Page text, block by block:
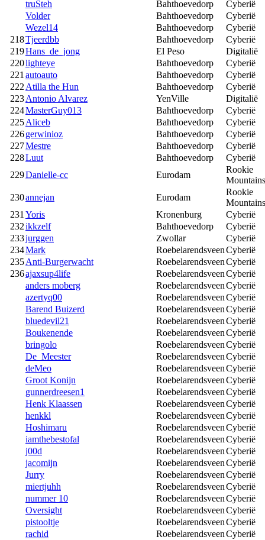
truSteh
Bahthoevedorp
Cyberië
Volder
Bahthoevedorp
Cyberië
Wezel14
Bahthoevedorp
Cyberië
218Tjeerdbb Bahthoevedorp
Cyberië
219Hans_de_jong El Peso
Digitalië
220lighteye Bahthoevedorp
Cyberië
221autoauto Bahthoevedorp
Cyberië
222Atilla the Hun Bahthoevedorp
Cyberië
223Antonio Alvarez YenVille
Digitalië
224MasterGuy013 Bahthoevedorp
Cyberië
225Aliceb Bahthoevedorp
Cyberië
226gerwinioz Bahthoevedorp
Cyberië
227Mestre Bahthoevedorp
Cyberië
228Luut Bahthoevedorp
Cyberië
229Danielle-cc Eurodam
Rookie
Mountains
230annejan Eurodam
Rookie
Mountains
231Yoris Kronenburg
Cyberië
232ikkzelf Bahthoevedorp
Cyberië
233jurggen Zwollar
Cyberië
234Mark RoebelarendsveenCyberië
235Anti-Burgerwacht RoebelarendsveenCyberië
236ajaxsup4life RoebelarendsveenCyberië
anders moberg
RoebelarendsveenCyberië
azertyq00
RoebelarendsveenCyberië
Barend Buizerd
RoebelarendsveenCyberië
bluedevil21
RoebelarendsveenCyberië
Boukenende
RoebelarendsveenCyberië
bringolo
RoebelarendsveenCyberië
De_Meester
RoebelarendsveenCyberië
deMeo
RoebelarendsveenCyberië
Groot Konijn
RoebelarendsveenCyberië
gunnerdreesen1
RoebelarendsveenCyberië
Henk Klaassen
RoebelarendsveenCyberië
henkkl
RoebelarendsveenCyberië
Hoshimaru
RoebelarendsveenCyberië
iamthebestofal
RoebelarendsveenCyberië
j00d
RoebelarendsveenCyberië
jacomijn
RoebelarendsveenCyberië
Jurry
RoebelarendsveenCyberië
miertjuhh
RoebelarendsveenCyberië
nummer 10
RoebelarendsveenCyberië
Oversight
RoebelarendsveenCyberië
pistooltje
RoebelarendsveenCyberië
rachid
RoebelarendsveenCyberië